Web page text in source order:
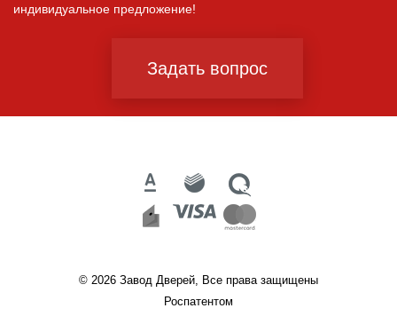
индивидуальное предложение!
Задать вопрос
© 2026 Завод Дверей, Все права защищены
Роспатентом